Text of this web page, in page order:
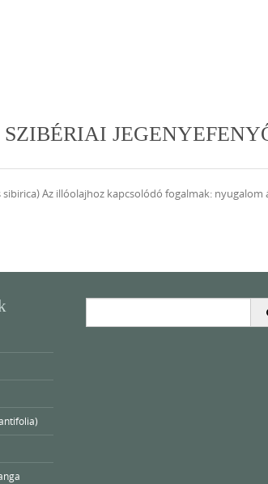
SZIBÉRIAI
sibirica) Az illóolajhoz kapcsolódó fogalmak: